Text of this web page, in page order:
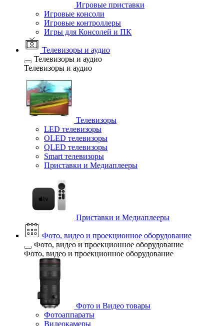
Игровые приставки
Игровые консоли
Игровые контроллеры
Игры для Консолей и ПК
Телевизоры и аудио
Телевизоры и аудио
Телевизоры и аудио
Телевизоры
LED телевизоры
OLED телевизоры
QLED телевизоры
Smart телевизоры
Приставки и Медиаплееры
Приставки и Медиаплееры
Фото, видео и проекционное оборудование
Фото, видео и проекционное оборудование
Фото, видео и проекционное оборудование
Фото и Видео товары
Фотоаппараты
Видеокамеры